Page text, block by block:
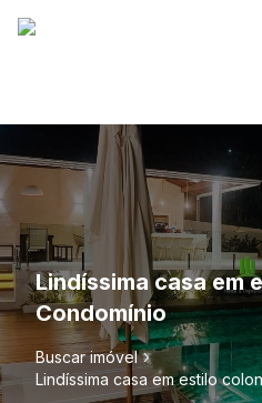
Lindíssima casa em
Condomínio
Buscar imóvel
Lindíssima casa em estilo